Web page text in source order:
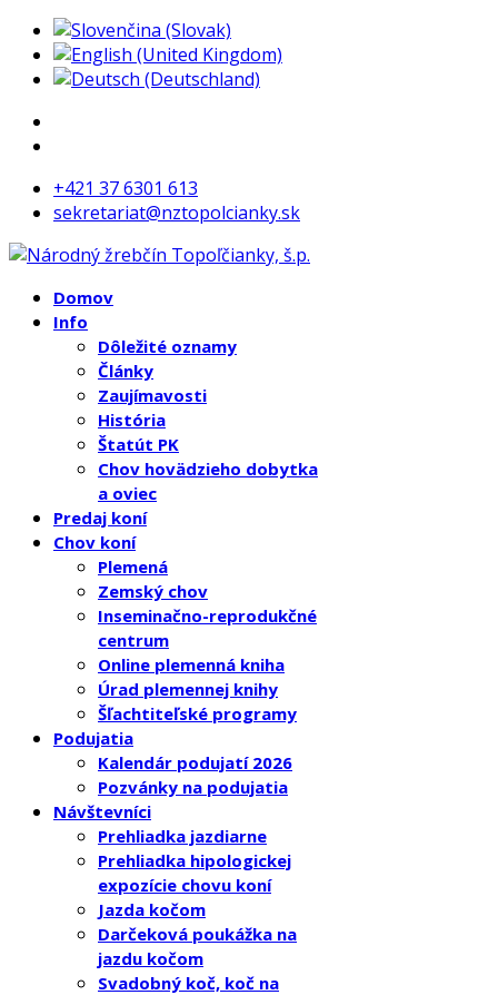
+421 37 6301 613
sekretariat@nztopolcianky.sk
Domov
Info
Dôležité oznamy
Články
Zaujímavosti
História
Štatút PK
Chov hovädzieho dobytka
a oviec
Predaj koní
Chov koní
Plemená
Zemský chov
Inseminačno-reprodukčné
centrum
Online plemenná kniha
Úrad plemennej knihy
Šľachtiteľské programy
Podujatia
Kalendár podujatí 2026
Pozvánky na podujatia
Návštevníci
Prehliadka jazdiarne
Prehliadka hipologickej
expozície chovu koní
Jazda kočom
Darčeková poukážka na
jazdu kočom
Svadobný koč, koč na